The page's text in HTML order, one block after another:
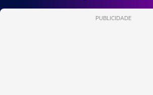
PUBLICIDADE